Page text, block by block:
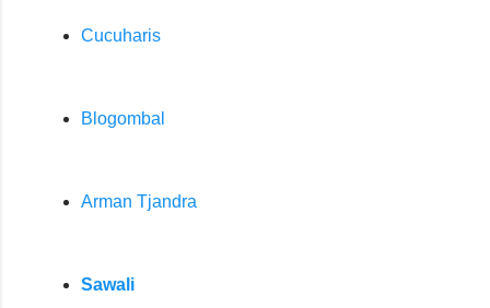
Cucuharis
Blogombal
Arman Tjandra
Sawali